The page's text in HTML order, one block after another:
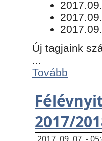
Új tagjaink
Tovább
2017/
2017. 09. 07. -